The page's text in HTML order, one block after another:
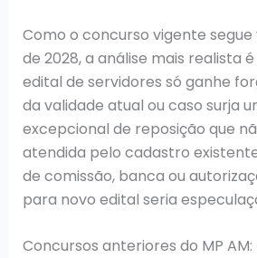
Como o concurso vigente segue
de 2028, a análise mais realista
edital de servidores só ganhe
da validade atual ou caso surja
excepcional de reposição que
atendida pelo cadastro
de comissão, banca ou
para novo edital seria
Concursos anteriores do MP